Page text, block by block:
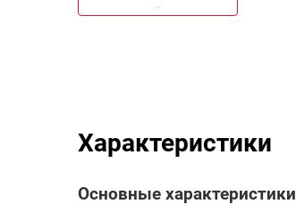
Характеристики
Основные характеристики